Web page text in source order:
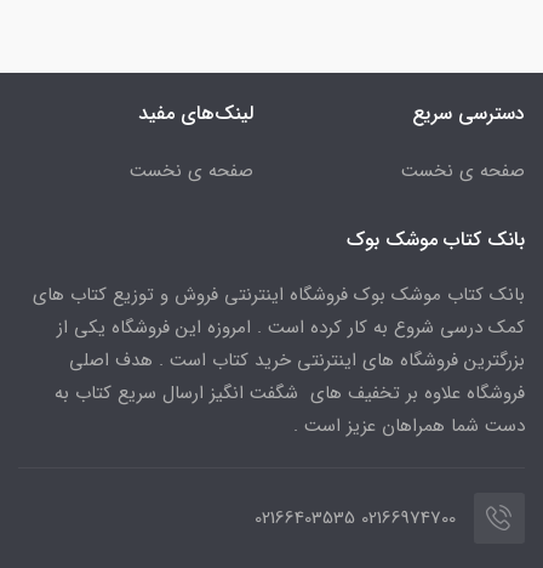
دسترسی سریع
صفحه ی نخست
لینک‌های مفید
صفحه ی نخست
بانک کتاب موشک بوک
بانک کتاب موشک بوک فروشگاه اینترنتی فروش و توزیع کتاب های
کمک درسی شروع به کار کرده است . امروزه این فروشگاه یکی از
بزرگترین فروشگاه های اینترنتی خرید کتاب است . هدف اصلی
فروشگاه علاوه بر تخفیف های شگفت انگیز ارسال سریع کتاب به
دست شما همراهان عزیز است .
02166974700 02166403535